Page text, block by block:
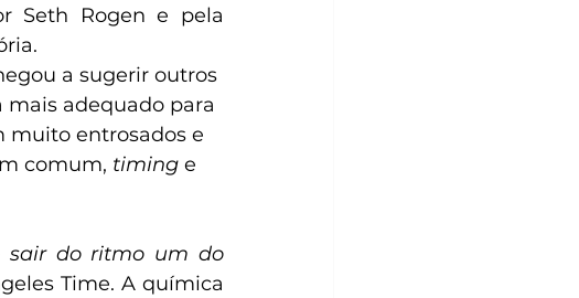
Seth Rogen e pela
a sugerir outros
adequado para
muito entrosados e
comum, timing e
sair do ritmo um do
Time. A química